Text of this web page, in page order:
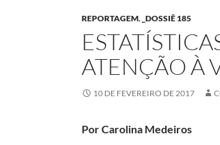
REPORTAGEM, _DOSSIÊ 185
ATENÇÃO À
10 DE FEVEREIRO DE 2017
Por Carolina Medeiros